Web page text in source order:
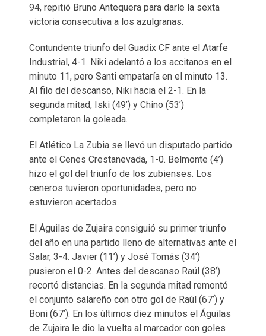
94, repitió Bruno Antequera para darle la sexta
victoria consecutiva a los azulgranas.
Contundente triunfo del Guadix CF ante el Atarfe
Industrial, 4-1. Niki adelantó a los accitanos en el
minuto 11, pero Santi empataría en el minuto 13.
Al filo del descanso, Niki hacia el 2-1. En la
segunda mitad, Iski (49’) y Chino (53’)
completaron la goleada.
El Atlético La Zubia se llevó un disputado partido
ante el Cenes Crestanevada, 1-0. Belmonte (4’)
hizo el gol del triunfo de los zubienses. Los
ceneros tuvieron oportunidades, pero no
estuvieron acertados.
El Águilas de Zujaira consiguió su primer triunfo
del año en una partido lleno de alternativas ante el
Salar, 3-4. Javier (11’) y José Tomás (34’)
pusieron el 0-2. Antes del descanso Raúl (38’)
recortó distancias. En la segunda mitad remontó
el conjunto salareño con otro gol de Raúl (67’) y
Boni (67’). En los últimos diez minutos el Águilas
de Zujaira le dio la vuelta al marcador con goles